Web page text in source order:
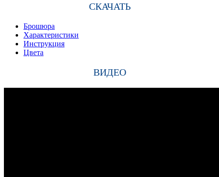
СКАЧАТЬ
Брошюра
Характеристики
Инструкция
Цвета
ВИДЕО